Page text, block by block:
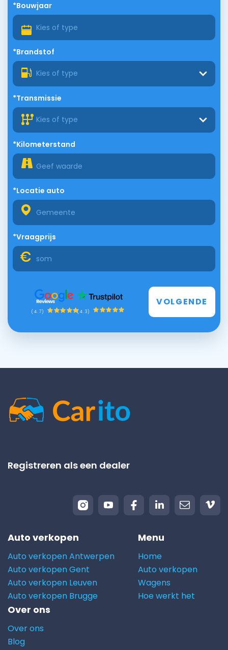
*Bouwjaar
*Brandstof
Kies of type
*Transmissie
Kies of type
*Kilometerstand
*Locatie auto
*Vraagprijs
(4.7) (4.3)
VOLGENDE
Registreren als een dealer
Auto verkopen
Auto verkopen Antwerpen
Auto verkopen Gent
Auto verkopen Leuven
Auto verkopen Brugge
Menu
Home
Auto verkopen
Wagens
Hoe werkt het
Over ons
Over ons
Blog